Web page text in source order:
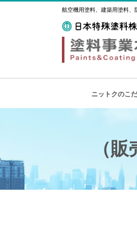
航空機用塗料、建築用塗料、
ニットクのこ
（